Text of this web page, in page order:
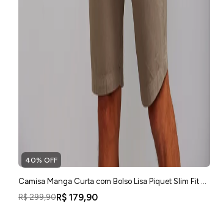
40% OFF
Camisa Manga Curta com Bolso Lisa Piquet Slim Fit -
R$ 299,90R$ 179,90